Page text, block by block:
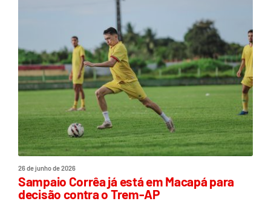
26 de junho de 2026
Sampaio Corrêa já está em Macapá para
decisão contra o Trem-AP